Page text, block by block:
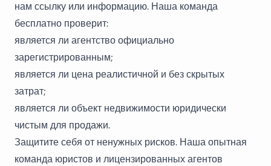
нам ссылку или информацию. Наша команда
бесплатно проверит:
является ли агентство официально
зарегистрированным;
является ли цена реалистичной и без скрытых
затрат;
является ли объект недвижимости юридически
чистым для продажи.
Защитите себя от ненужных рисков. Наша опытная
команда юристов и лицензированных агентов